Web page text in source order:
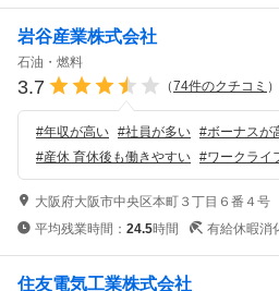
岩谷産業株式会社
石油・燃料
3.7 （74件のクチコミ ）
#年収が高い #社員が多い #ボーナスが
#産休 育休後も働きやすい #ワークライ
大阪府大阪市中央区本町３丁目６番４号
平均残業時間： 24.5時間 有給休暇消
住友電気工業株式会社